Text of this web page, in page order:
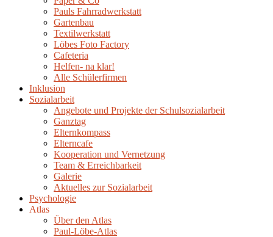
Pauls Fahrradwerkstatt
Gartenbau
Textilwerkstatt
Löbes Foto Factory
Cafeteria
Helfen- na klar!
Alle Schülerfirmen
Inklusion
Sozialarbeit
Angebote und Projekte der Schulsozialarbeit
Ganztag
Elternkompass
Elterncafe
Kooperation und Vernetzung
Team & Erreichbarkeit
Galerie
Aktuelles zur Sozialarbeit
Psychologie
Atlas
Über den Atlas
Paul-Löbe-Atlas